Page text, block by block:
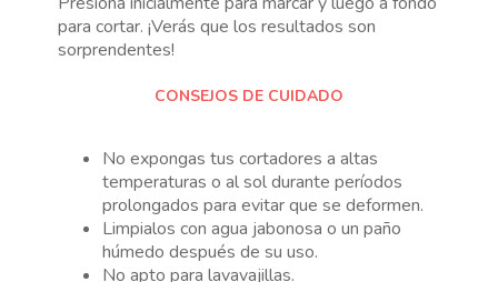
para cortar. ¡Verás que los resultados son
sorprendentes!
CONSEJOS DE CUIDADO
No expongas tus cortadores a altas
temperaturas o al sol durante períodos
prolongados para evitar que se deformen.
Limpialos con agua jabonosa o un paño
húmedo después de su uso.
No apto para lavavajillas.